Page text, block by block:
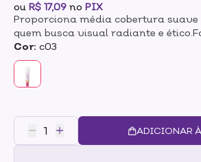
ou R$ 17,09 no PIX
Proporciona média cobertura
quem busca visual radiante e
qualidade, garantindo uma textura
perfeitamente com a pele,
uniformizando o tom.Fórmula
consciente para quem se preocupa
impecável sem comprometer seus
Cor: c03
ADICIONAR